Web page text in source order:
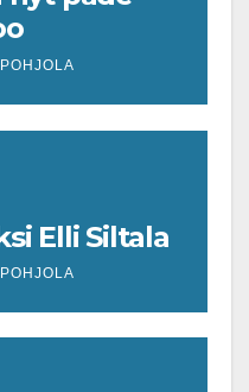
odottaa
Elli Siltala